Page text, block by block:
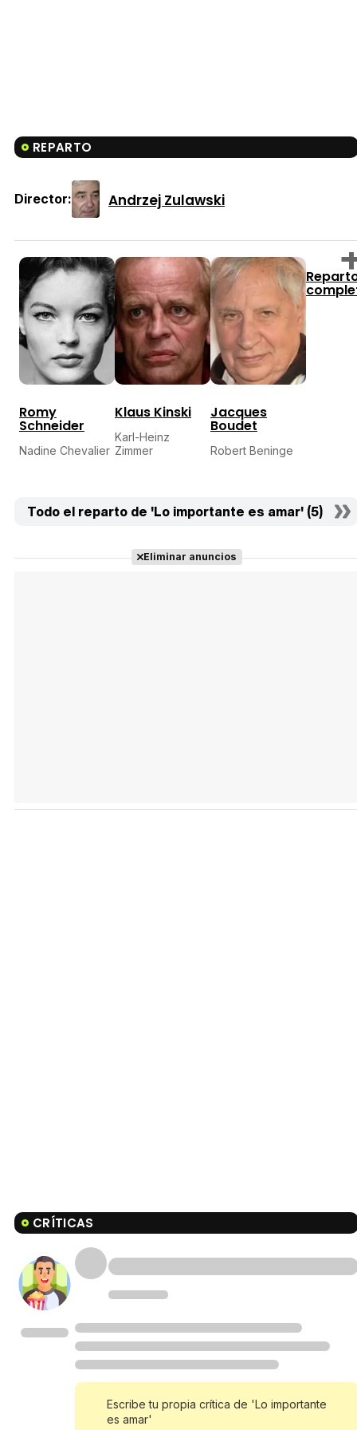
REPARTO
Director: Andrzej Zulawski
Romy
Schneider
Nadine Chevalier
Klaus Kinski
Karl-Heinz
Zimmer
Jacques
Boudet
Robert Beninge
Todo el reparto de 'Lo importante es amar' (5)
Eliminar anuncios
CRÍTICAS
Escribe tu propia crítica de 'Lo importante
es amar'